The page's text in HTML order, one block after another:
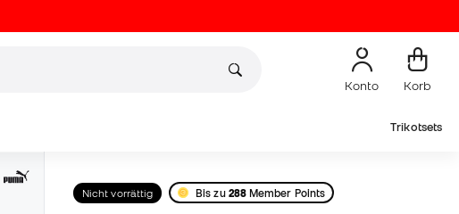
Konto Korb
Trikotsets
Nicht vorrättig Bis zu 288Member Points